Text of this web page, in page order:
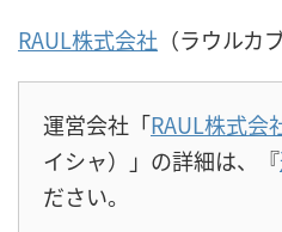
RAUL株式会社 （ラウルカ
運営会社「RAUL株式会
イシャ）」の詳細は、『
ださい。